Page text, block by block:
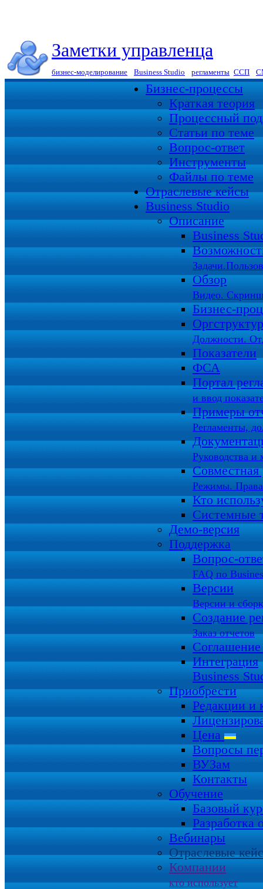
Заметки управленца
бизнес-моделирование Business Studio регламенты ССП
Бизнес-процессы
Краткая теория
Процессный
Статьи по теме
Вопрос-ответ
Инструменты
Файлы по теме
Отраслевые кейсы
Business Studio
Описание
Business
Обзор
Видео.
Бизнес-
Должности.
Показатели
ФСА
Портал
и ввод
Примеры
Регламенты,
Руководства и
Совместная
Режимы. Права
Кто
Системные
Демо-версия
Поддержка
Вопрос-
FAQ по
Версии
Версии и
Создание
Заказ отчетов
Интеграция
Business
Приобрести
Редакции и
Цена
Вопросы
ВУЗам
Контакты
Обучение
Базовый
Разработка
Вебинары
Отраслевые
Компании
кто использует